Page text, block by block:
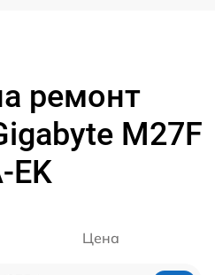
ремонт
M27F
EK
Цена